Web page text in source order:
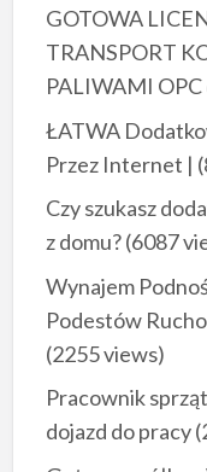
GOTOWA
TRANSPORT
PALIWAMI
ŁATWA
Przez Internet |
Czy szukasz
z domu?(6087
Wynajem
Podestów
(2255 views)
Pracownik
dojazd do pracy